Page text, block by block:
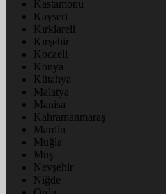
Kastamonu
Kayseri
Kırklareli
Kırşehir
Kocaeli
Konya
Kütahya
Malatya
Manisa
Kahramanmaraş
Mardin
Muğla
Muş
Nevşehir
Niğde